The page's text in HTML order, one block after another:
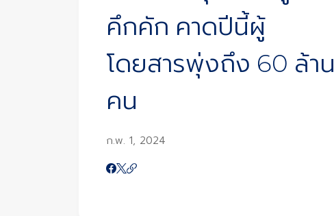
คึกคัก คาดปีนี้ผู้
โดยสารพุ่งถึง 60 ล้าน
คน
ก.พ. 1, 2024